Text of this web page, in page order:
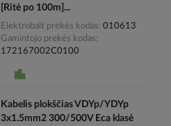
[Ritė po 100m]...
Elektrobalt prekės kodas 010613
Gamintojo prekės kodas
172167002C0100
Kabelis plokščias VDYp/YDYp
3x1.5mm2 300/500V Eca klasė